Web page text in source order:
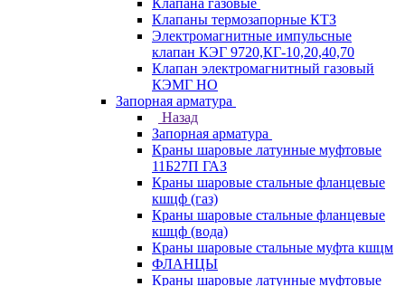
Клапана газовые
Клапаны термозапорные КТЗ
Электромагнитные импульсные
клапан КЭГ 9720,КГ-10,20,40,70
Клапан электромагнитный газовый
КЭМГ НО
Запорная арматура
Назад
Запорная арматура
Краны шаровые латунные муфтовые
11Б27П ГАЗ
Краны шаровые стальные фланцевые
кшцф (газ)
Краны шаровые стальные фланцевые
кшцф (вода)
Краны шаровые стальные муфта кшцм
ФЛАНЦЫ
Краны шаровые латунные муфтовые